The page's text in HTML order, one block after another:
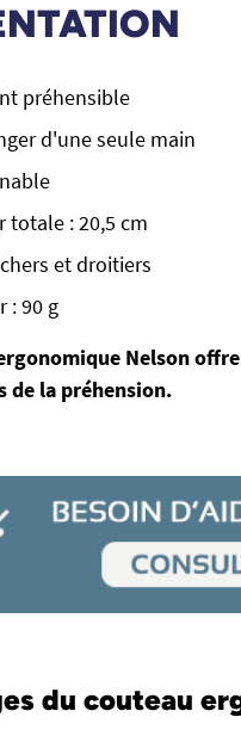
préhensible
d'une seule main
totale : 20,5 cm
et droitiers
: 90 g
Nelson
de la préhension.
du couteau